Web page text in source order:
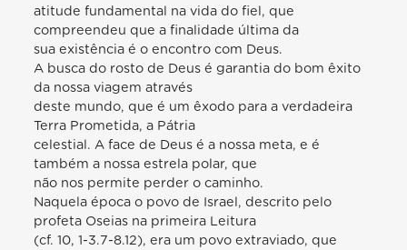
atitude fundamental na vida do fiel, que
compreendeu que a finalidade última da
sua existência é o encontro com Deus.
A busca do rosto de Deus é garantia do bom êxito
da nossa viagem através
deste mundo, que é um êxodo para a verdadeira
Terra Prometida, a Pátria
celestial. A face de Deus é a nossa meta, e é
também a nossa estrela polar, que
não nos permite perder o caminho.
Naquela época o povo de Israel, descrito pelo
profeta Oseias na primeira Leitura
(cf. 10, 1-3.7-8.12), era um povo extraviado, que